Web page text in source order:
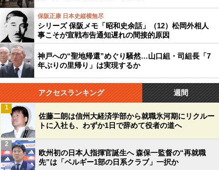
保阪正康 日本史縦横無尽
シリーズ 保阪メモ「昭和史余話」（12）松岡外相人
事こそが宣戦布告通知遅れの間接的原因
神戸への“聖地帰還”めぐり騒然…山口組・司組長「7
年ぶりの里帰り」は実現するか
アクセスランキング 週間
佐藤二朗は信州大経済学部から就職氷河期にリクルー
トに入社も、わずか1日で辞めて役者の道へ
1
欧州初の日本人指揮官誕生へ 森保一監督の“再就職
先”は「ベルギー1部の日系クラブ」一択か
2